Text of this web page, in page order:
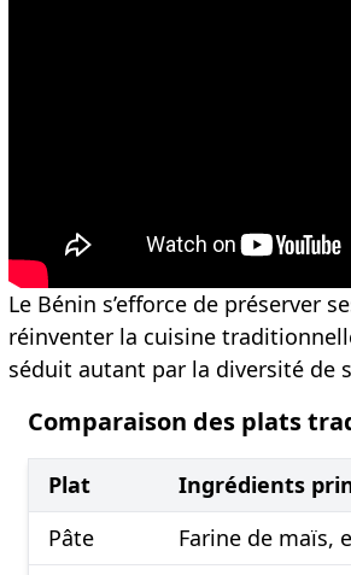
Le Bénin s’efforce de
réinventer la cuisine
séduit autant par la diversité de
Comparaison des plats
Plat Ingrédients
Pâte
Farine de maïs,